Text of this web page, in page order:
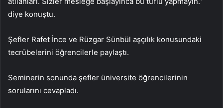
diye konuştu.
Şefler Rafet İnce ve Rüzgar Sünbül aşçılık konusundaki
tecrübelerini öğrencilerle paylaştı.
Seminerin sonunda şefler üniversite öğrencilerinin
sorularını cevapladı.